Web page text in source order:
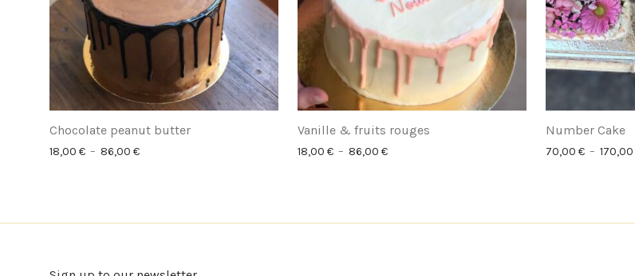
Chocolate peanut butter
18,00 € – 86,00 €Plage de prix : 18,00 € à 86,00 €
Vanille & fruits rouges
18,00 € – 86,00 €Plage de prix : 18,00 € à 86,00 €
Number Cake
70,00 € – 170,00